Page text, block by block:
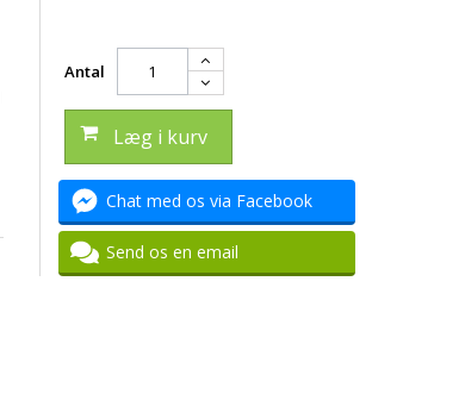
Antal
Læg i kurv
Chat med os via Facebook
Send os en email